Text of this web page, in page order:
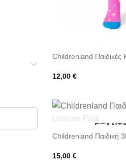
Childrenland Παιδικές
12,00€
Childrenland Παιδική
15,00€